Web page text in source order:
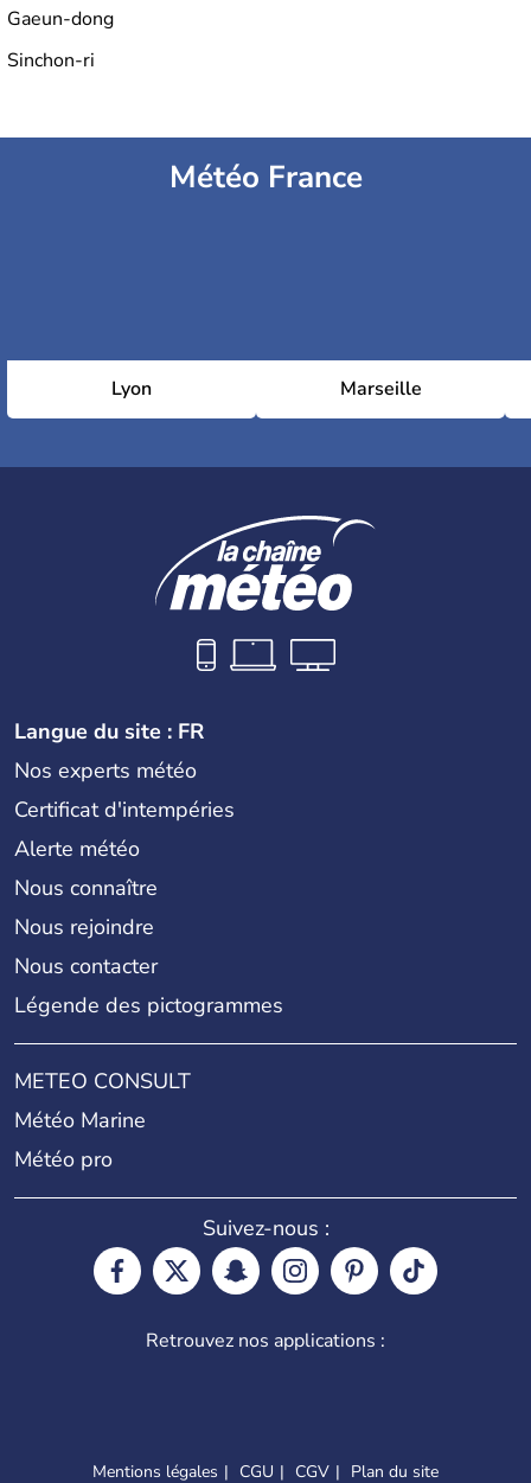
Gaeun-dong
Sinchon-ri
Météo France
Lyon Marseille
Langue du site : FR
Nos experts météo
Certificat d'intempéries
Alerte météo
Nous connaître
Nous rejoindre
Nous contacter
Légende des pictogrammes
METEO CONSULT
Météo Marine
Météo pro
Suivez-nous :
Retrouvez nos applications :
Mentions légales CGU CGV Plan du site